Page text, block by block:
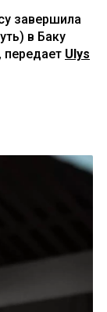
завершила
в Баку
Ulys